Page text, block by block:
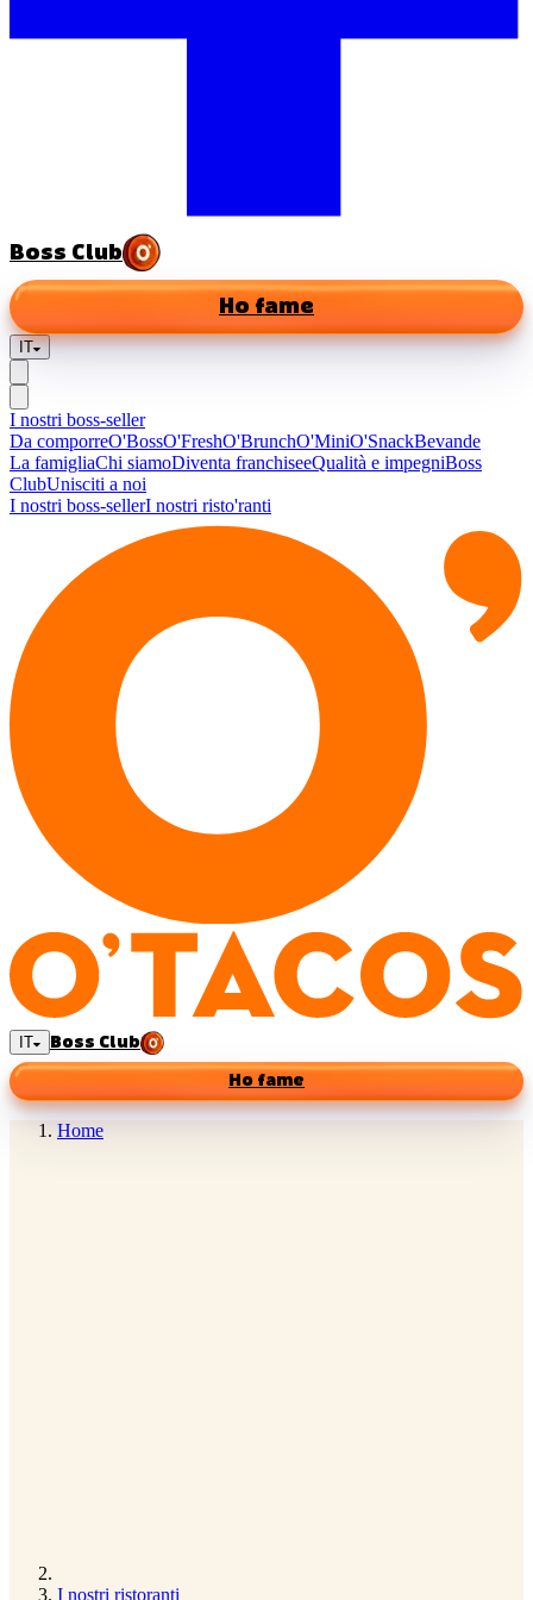
Boss Club
Ho fame
IT
I nostri boss-seller
Da comporreO'BossO'FreshO'BrunchO'MiniO'SnackBevande
La famigliaChi siamoDiventa franchiseeQualità e impegniBoss
ClubUnisciti a noi
I nostri boss-sellerI nostri risto'ranti
IT
Boss Club
Ho fame
Home
I nostri ristoranti